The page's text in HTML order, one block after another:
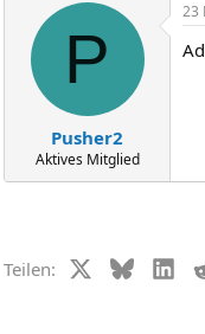
P
Pusher2
Aktives Mitglied
23
Teilen: X (Twitter)
Bluesky